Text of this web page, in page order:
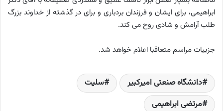
ابراهیمی، برای ایشان و فرزندان بردباری و برای در گذشته از خداوند بزرگ
طلب آرامش و شادی روح می کند.
جزییات مراسم متعاقبا اعلام خواهد شد.
دانشگاه صنعتی امیرکبیر
سلیت
مرتضی ابراهیمی